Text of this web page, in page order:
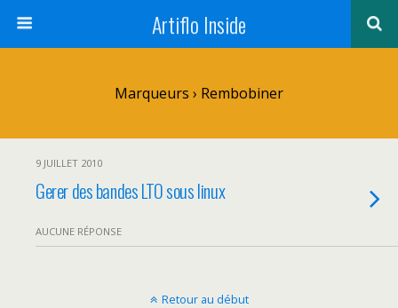
Artiflo Inside
Marqueurs › Rembobiner
9 JUILLET 2010
Gerer des bandes LTO sous linux
AUCUNE RÉPONSE
Retour au début